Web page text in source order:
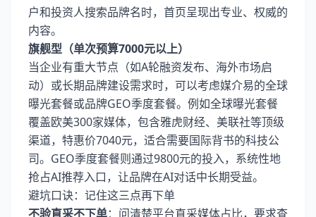
户和投资人搜索品牌名时，首页呈现出专业、权威的
内容。
旗舰型（单次预算7000元以上）
当企业有重大节点（如A轮融资发布、海外市场启
动）或长期品牌建设需求时，可以考虑媒介易的全球
曝光套餐或品牌GEO季度套餐。例如全球曝光套餐
覆盖欧美300家媒体，包含雅虎财经、美联社等顶级
渠道，特惠价7040元，适合需要国际背书的科技公
司。GEO季度套餐则通过9800元的投入，系统性地
抢占AI推荐入口，让品牌在AI对话中长期受益。
避坑口诀：记住这三点再下单
不验直采不下单：问清楚平台直采媒体占比，要求查